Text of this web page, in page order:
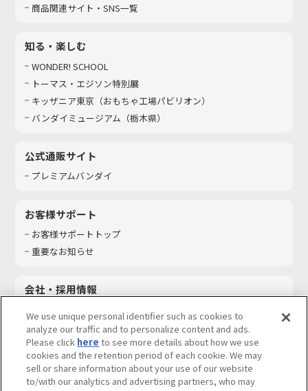
商品関連サイト・SNS一覧
知る・楽しむ
WONDER! SCHOOL
トーマス・エジソン特別展
キッザニア東京（おもちゃ工場パビリオン）​
バンダイミュージアム（栃木県）
公式通販サイト
プレミアムバンダイ
お客様サポート
お客様サポートトップ
重要なお知らせ
会社・採用情報
採用情報
サステナビリティ
お問い合わせ
We use unique personal identifier such as cookies to
analyze our traffic and to personalize content and ads.
Please click here to see more details about how we use
cookies and the retention period of each cookie. We may
sell or share information about your use of our website
to/with our analytics and advertising partners, who may